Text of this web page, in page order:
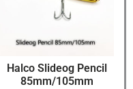
Halco Slideog Pencil
85mm/105mm